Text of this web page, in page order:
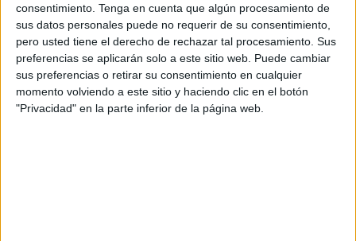
consentimiento. Tenga en cuenta que algún procesamiento de
sus datos personales puede no requerir de su consentimiento,
pero usted tiene el derecho de rechazar tal procesamiento. Sus
preferencias se aplicarán solo a este sitio web. Puede cambiar
sus preferencias o retirar su consentimiento en cualquier
momento volviendo a este sitio y haciendo clic en el botón
"Privacidad" en la parte inferior de la página web.
d'un principi se senten "republicans i
federalistes", han votat en contra la moció
perquè "no mira endavant ni presenta
propostes de futur".
Des d'ara i fins a principis de març. Aquest és el